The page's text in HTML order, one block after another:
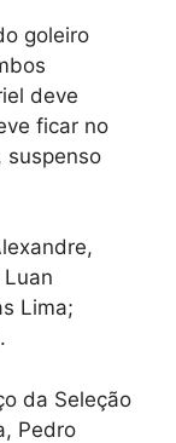
goleiro
deve
ficar no
suspenso
Lima;
da Seleção
Pedro